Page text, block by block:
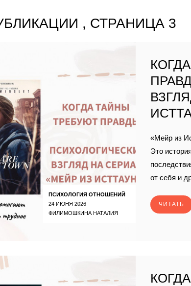
, СТРАНИЦА 3
ПСИХОЛОГИЯ ОТНОШЕНИЙ
24 ИЮНЯ 2026
ФИЛИМОШКИНА НАТАЛИЯ
«Мейр из
Это
от себя и
ЧИТАТЬ